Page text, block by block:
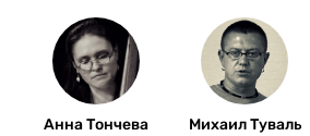
Анна Тончева Михаил Туваль